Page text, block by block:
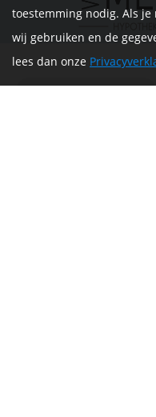
toestemming nodig. Als
wij gebruiken en de
lees dan onze